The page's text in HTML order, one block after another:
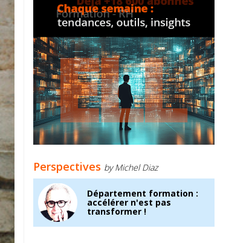
Perspectives by Michel Diaz
Département formation :
accélérer n'est pas
transformer !